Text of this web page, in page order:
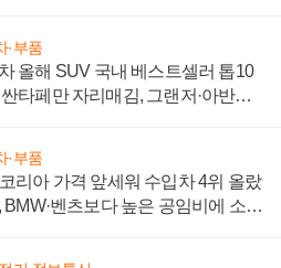
·부품
올해 SUV 국내 베스트셀러 톱10
타페만 자리매김, 그랜저·아반떼
·부품
리아 가격 앞세워 수입차 4위 올랐
BMW·벤츠보다 높은 공임비에 소비